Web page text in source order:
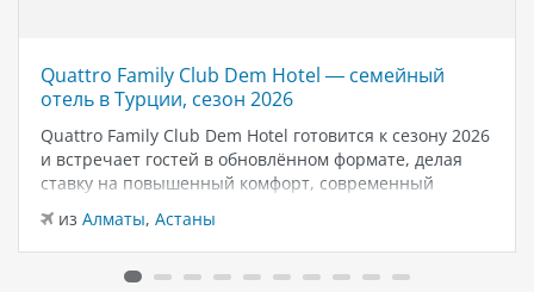
Quattro Family Club Dem Hotel — семейный
отель в Турции, сезон 2026
Quattro Family Club Dem Hotel готовится к сезону 2026
и встречает гостей в обновлённом формате, делая
ставку на повышенный комфорт, современный
дизайн и атмосферу спокойного семейного отдыха у
моря. Отель остаётся популярным выбором для тех,
кто ищет семейный отель в…
из Алматы, Астаны